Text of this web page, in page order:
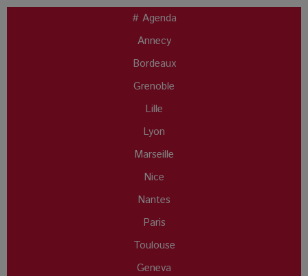
# Agenda
Annecy
Bordeaux
Grenoble
Lille
Lyon
Marseille
Nice
Nantes
Paris
Toulouse
Geneva